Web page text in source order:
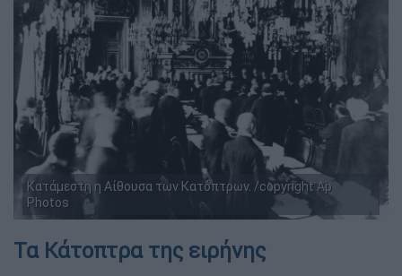
Κατάμεστη η Αίθουσα των Κατόπτρων. /copyright Ap
Photos
Τα Κάτοπτρα της ειρήνης